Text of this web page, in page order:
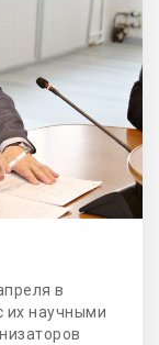
в
их научными